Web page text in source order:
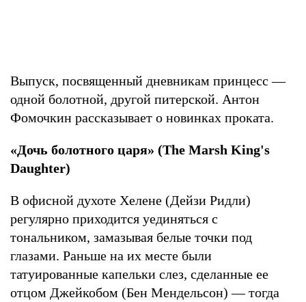
Выпуск, посвященный дневникам принцесс —
одной болотной, другой питерской. Антон
Фомочкин рассказывает о новинках проката.
«Дочь болотного царя» (The Marsh King's
Daughter)
В офисной духоте Хелене (Дейзи Ридли)
регулярно приходится уединяться с
тональником, замазывая белые точки под
глазами. Раньше на их месте были
татуированные капельки слез, сделанные ее
отцом Джейкобом (Бен Мендельсон) — тогда